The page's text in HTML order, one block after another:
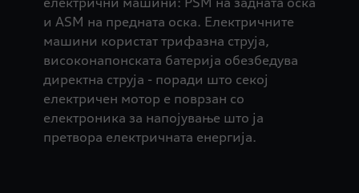
и ASM на предната оска. Електричните
машини користат трифазна струја,
високонапонската батерија обезбедува
директна струја - поради што секој
електричен мотор е поврзан со
електроника за напојување што ја
претвора електричната енергија.